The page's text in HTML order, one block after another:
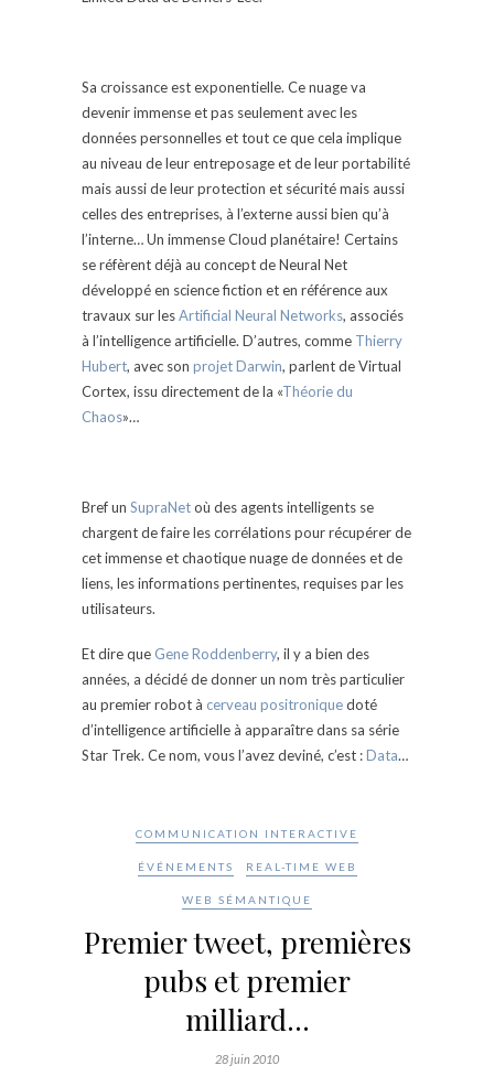
Sa croissance est exponentielle. Ce nuage va
devenir immense et pas seulement avec les
données personnelles et tout ce que cela implique
au niveau de leur entreposage et de leur portabilité
mais aussi de leur protection et sécurité mais aussi
celles des entreprises, à l’externe aussi bien qu’à
l’interne… Un immense Cloud planétaire! Certains
se réfèrent déjà au concept de Neural Net
développé en science fiction et en référence aux
travaux sur lesArtificial Neural Networks, associés
à l’intelligence artificielle. D’autres, comme Thierry
Hubert, avec son projet Darwin, parlent de Virtual
Cortex, issu directement de la «Théorie du
Chaos»…
Bref un SupraNetoù des agents intelligents se
chargent de faire les corrélations pour récupérer de
cet immense et chaotique nuage de données et de
liens, les informations pertinentes, requises par les
utilisateurs.
Et dire que Gene Roddenberry, il y a bien des
années, a décidé de donner un nom très particulier
au premier robot à cerveau positroniquedoté
d’intelligence artificielle à apparaître dans sa série
Star Trek. Ce nom, vous l’avez deviné, c’est :Data…
COMMUNICATION INTERACTIVE
ÉVÉNEMENTS REAL-TIME WEB
WEB SÉMANTIQUE
Premier tweet, premières
pubs et premier
milliard…
28 juin 2010